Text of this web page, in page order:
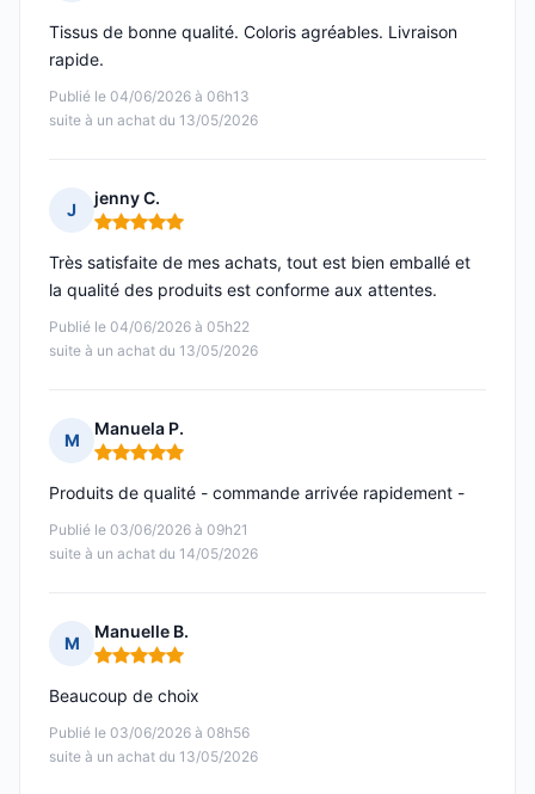
Publié le 04/06/2026 à 06h13
suite à un achat du 13/05/2026
Tissus de bonne qualité. Coloris agréables. Livraison
rapide.
J
jenny C.
Note : 5 sur 5
Publié le 04/06/2026 à 05h22
suite à un achat du 13/05/2026
Très satisfaite de mes achats, tout est bien emballé et
la qualité des produits est conforme aux attentes.
M
Manuela P.
Note : 5 sur 5
Publié le 03/06/2026 à 09h21
suite à un achat du 14/05/2026
Produits de qualité - commande arrivée rapidement -
M
Manuelle B.
Note : 5 sur 5
Publié le 03/06/2026 à 08h56
suite à un achat du 13/05/2026
Beaucoup de choix